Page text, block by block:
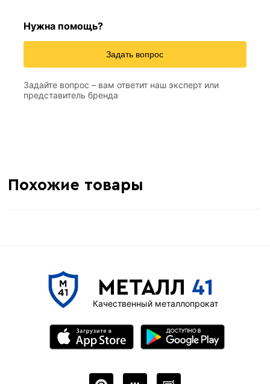
Метров в 1 тонне
Нужна помощь?
Задать вопрос
Задайте вопрос – вам ответит наш эксперт или
представитель бренда
Похожие товары
МЕТАЛЛ 41
Качественный металлопрокат